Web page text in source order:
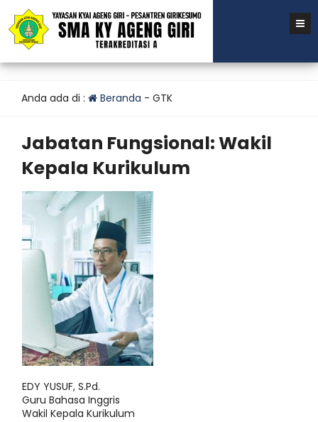
Anda ada di : Beranda - GTK
Jabatan Fungsional:Wakil
Kepala Kurikulum
EDY YUSUF, S.Pd.
Guru Bahasa Inggris
Wakil Kepala Kurikulum